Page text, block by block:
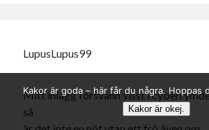
LupusLupus99
Mitt inlägg försvann visst i
så
Kakor är goda – här får du några. Hoppas
Kakor är okej.